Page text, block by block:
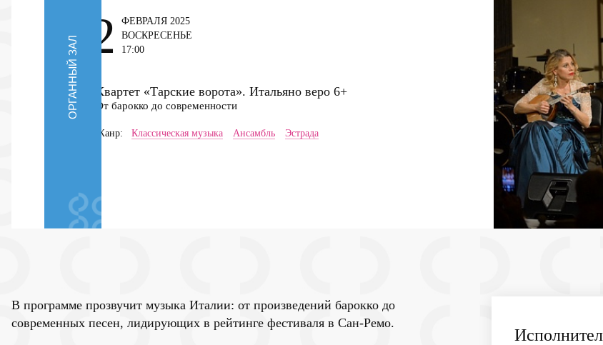
ОРГАННЫЙ ЗАЛ Квартет «Тарские ворота». Итальяно веро 6+
От барокко до современности
Жанр: Классическая музыка Ансамбль Эстрада
2
ФЕВРАЛЯ 2025
ВОСКРЕСЕНЬЕ
17:00
В программе прозвучит музыка Италии: от произведений барокко до
современных песен, лидирующих в рейтинге фестиваля в Сан-Ремо.